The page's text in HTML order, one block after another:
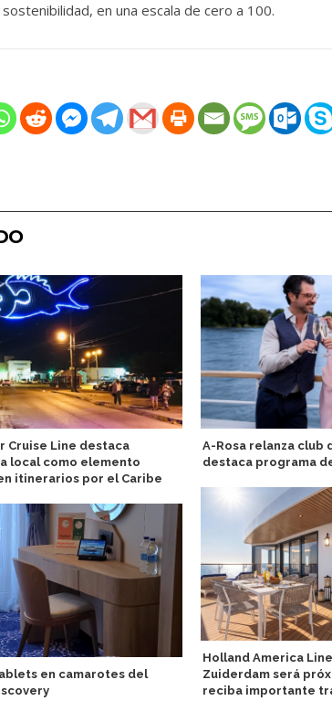
en una escala de cero a 100.
Cruise Line destaca
local como elemento
itinerarios por el Caribe
en camarotes del
A-Rosa relanza club
destaca programa
Holland America
Zuiderdam será
reciba importante